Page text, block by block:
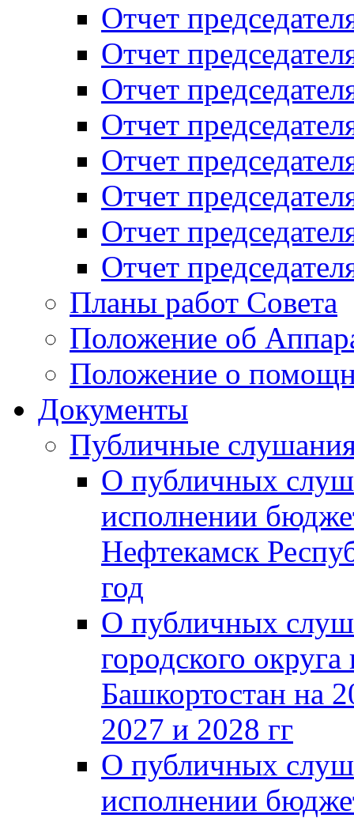
Отчет
Отчет
Отчет
Отчет
Отчет
Отчет
Отчет
Отчет
Планы работ Совета
Положение об
Положение о
Документы
Публичные
О публичных
исполнении
Нефтекамск
год
О публичных
городского
Башкортостан на
2027 и 2028 гг
О публичных
исполнении